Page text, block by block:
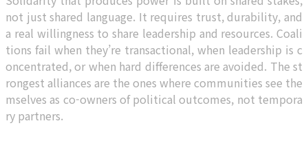
not just shared language. It requires trust, durability, and
a real willingness to share leadership and resources. Coali
tions fail when they’re transactional, when leadership is c
oncentrated, or when hard differences are avoided. The st
rongest alliances are the ones where communities see the
mselves as co-owners of political outcomes, not tempora
ry partners.